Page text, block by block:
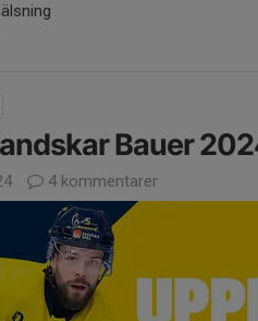
Bauer
4 kommentarer